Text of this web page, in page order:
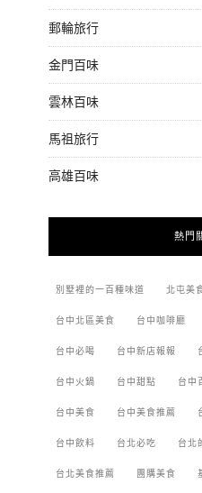
郵輪旅行
金門百味
雲林百味
馬祖旅行
高雄百味
熱門
別墅裡的一百種味道 北屯美
台中北區美食 台中咖啡廳
台中必喝 台中新店報報
台中火鍋 台中甜點 台中
台中美食 台中美食推薦
台中飲料 台北必吃 台北
台北美食推薦 團購美食